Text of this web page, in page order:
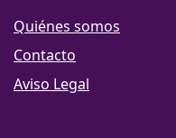
Quiénes somos
Contacto
Aviso Legal